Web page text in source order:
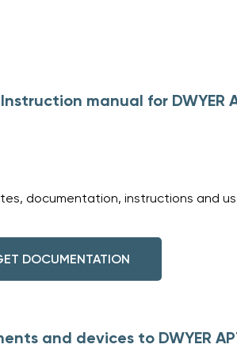
manual for DWYER
documentation, instructions and
DOCUMENTATION
and devices to DWYER